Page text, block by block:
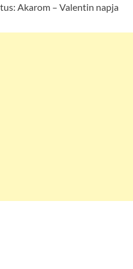
Akarom – Valentin napja